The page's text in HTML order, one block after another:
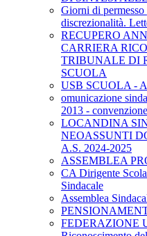
Giorni di
discrezionalità.
RECUPERO
CARRIERA
TRIBUNALE DI
SCUOLA
USB SCUOLA -
omunicazione
2013 -
LOCANDINA
NEOASSUNTI
A.S. 2024-2025
ASSEMBLEA
CA Dirigente
Sindacale
Assemblea
FEDERAZIONE